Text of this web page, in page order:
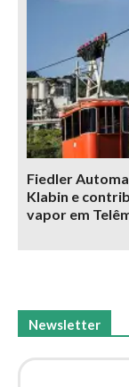
Fiedler
Klabin e
vapor em
Newsletter